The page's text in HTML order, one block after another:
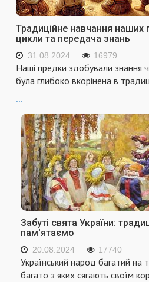
Традиційне навчання наших
цикли та передача знань
31.08.2024 16979
Наші предки здобували знання
була глибоко вкорінена в
...
Забуті свята України:
пам'ятаємо
20.08.2024 17740
Український народ багатий на
багато з яких сягають своїм